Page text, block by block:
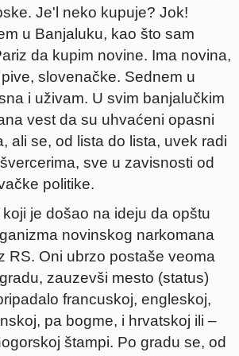
Je'l neko kupuje? Jok!
u Banjaluku, kao što sam
da kupim novine. Ima novina,
slovenačke. Sednem u
i uživam. U svim banjalučkim
vest da su uhvaćeni opasni
ali se, od lista do lista, uvek radi
sve u zavisnosti od
politike.
je došao na ideju da opštu
novinskog narkomana
RS. Oni ubrzo postaše veoma
zauzevši mesto (status)
francuskoj, engleskoj,
pa bogme, i hrvatskoj ili –
štampi. Po gradu se, od